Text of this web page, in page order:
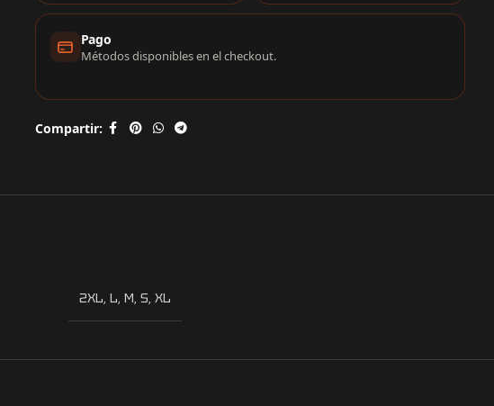
Pago
Métodos disponibles en el checkout.
Compartir:
2XL, L, M, S, XL